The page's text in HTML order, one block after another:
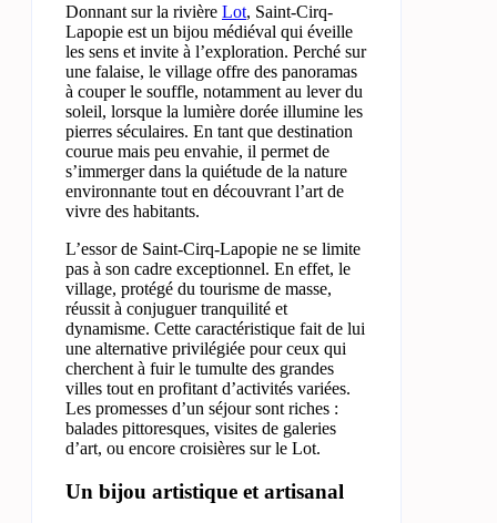
Donnant sur la rivière Lot, Saint-Cirq-
Lapopie est un bijou médiéval qui éveille
les sens et invite à l’exploration. Perché sur
une falaise, le village offre des panoramas
à couper le souffle, notamment au lever du
soleil, lorsque la lumière dorée illumine les
pierres séculaires. En tant que destination
courue mais peu envahie, il permet de
s’immerger dans la quiétude de la nature
environnante tout en découvrant l’art de
vivre des habitants.
L’essor de Saint-Cirq-Lapopie ne se limite
pas à son cadre exceptionnel. En effet, le
village, protégé du tourisme de masse,
réussit à conjuguer tranquilité et
dynamisme. Cette caractéristique fait de lui
une alternative privilégiée pour ceux qui
cherchent à fuir le tumulte des grandes
villes tout en profitant d’activités variées.
Les promesses d’un séjour sont riches :
balades pittoresques, visites de galeries
d’art, ou encore croisières sur le Lot.
Un bijou artistique et artisanal